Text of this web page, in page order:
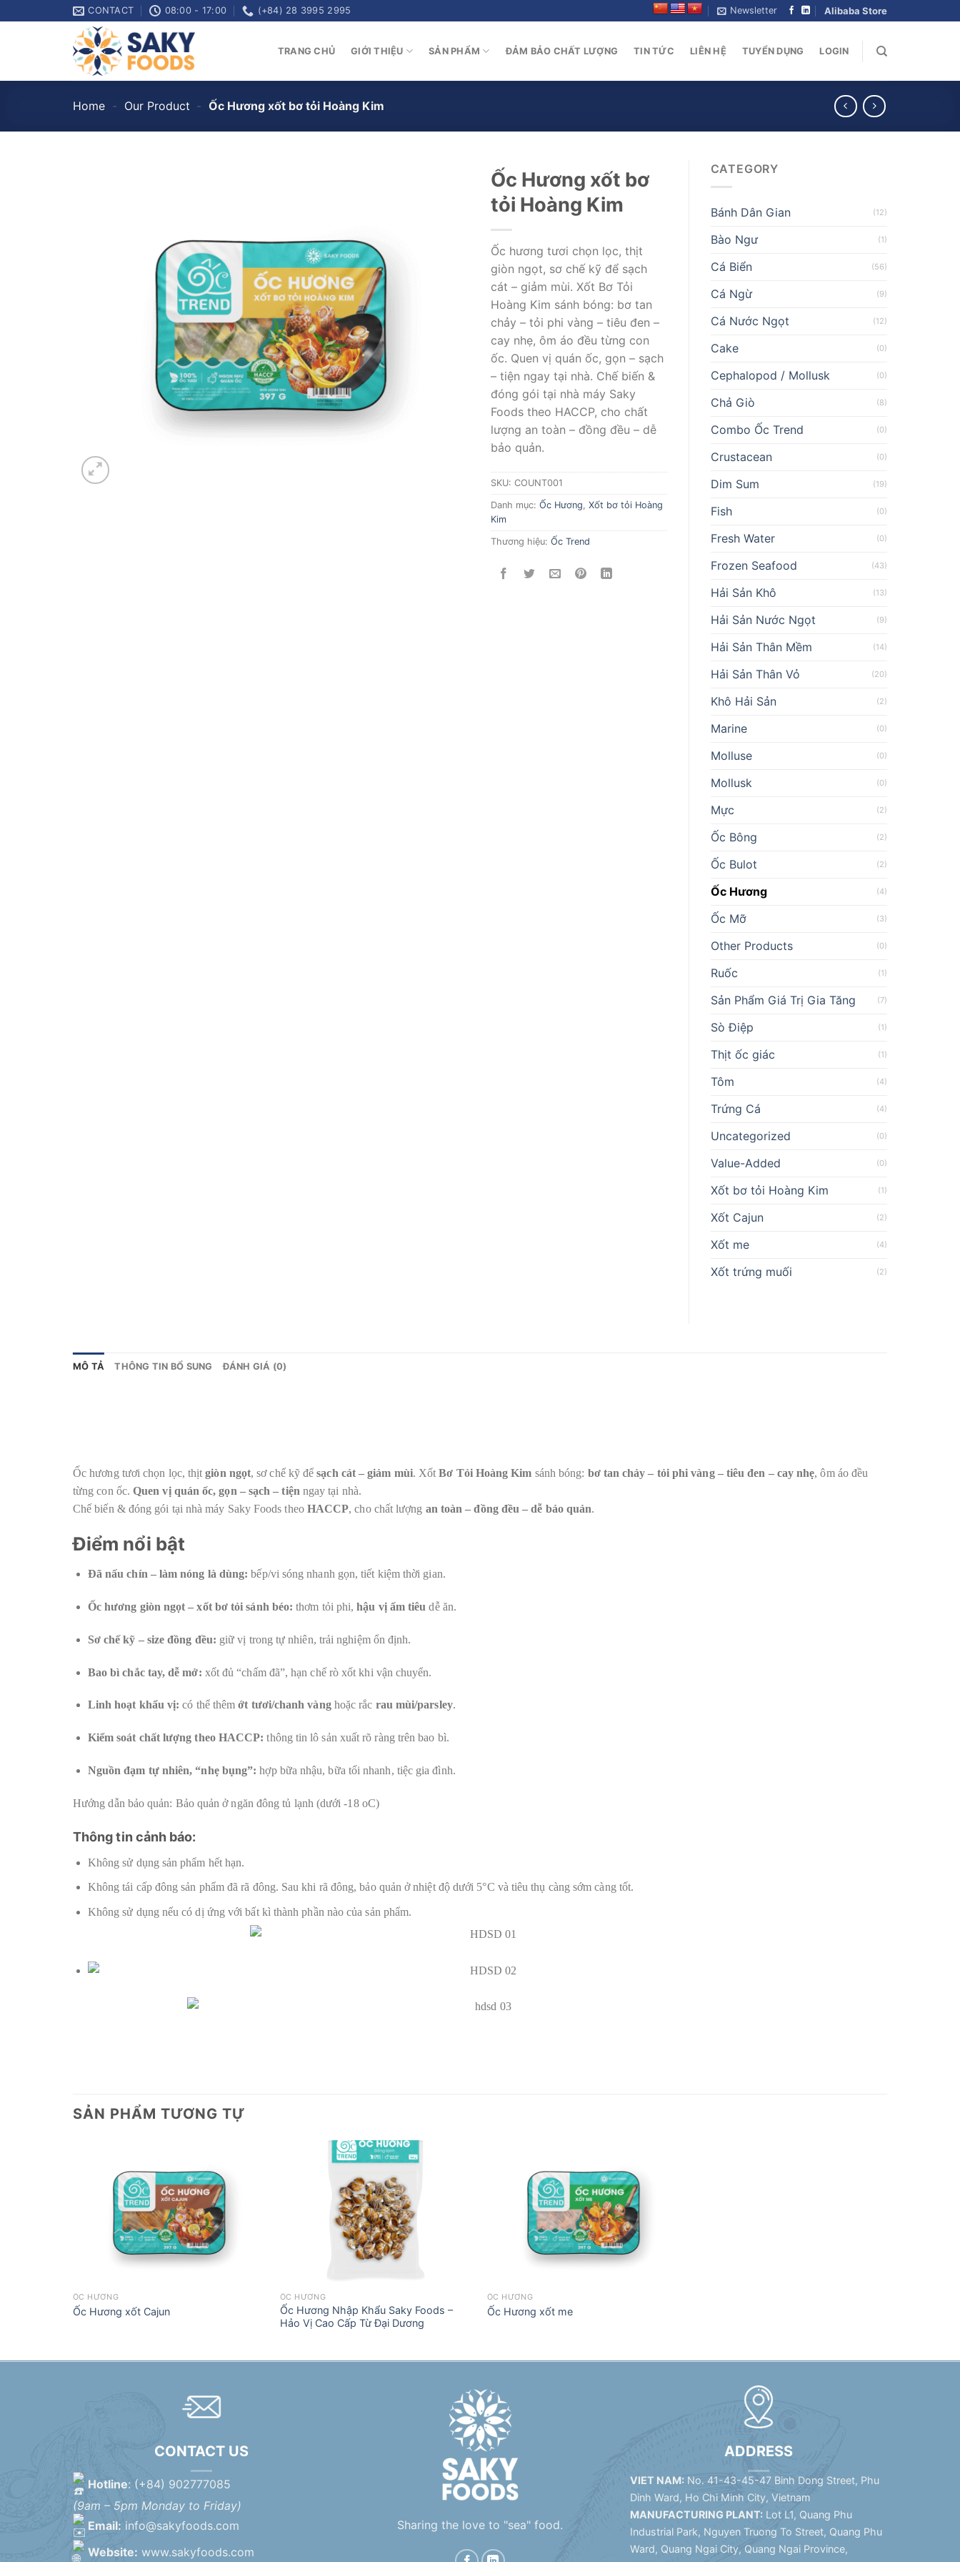
to
CONTACT 08:00 - 17:00 (+84) 28 3995 2995 Newsletter Alibaba Store
TRANG CHỦ GIỚI THIỆU SẢN PHẨM ĐẢM BẢO CHẤT LƯỢNG TIN TỨC LIÊN HỆ TUYỂN DỤNG LOGIN
Home - Our Product - Ốc Hương xốt bơ tỏi Hoàng Kim
Ốc Hương xốt bơ
tỏi Hoàng Kim
Ốc hương tươi chọn lọc, thịt
giòn ngọt, sơ chế kỹ để sạch
cát – giảm mùi. Xốt Bơ Tỏi
Hoàng Kim sánh bóng: bơ tan
chảy – tỏi phi vàng – tiêu đen –
cay nhẹ, ôm áo đều từng con
ốc. Quen vị quán ốc, gọn – sạch
– tiện ngay tại nhà. Chế biến &
đóng gói tại nhà máy Saky
Foods theo HACCP, cho chất
lượng an toàn – đồng đều – dễ
bảo quản.
SKU: COUNT001
Danh mục: Ốc Hương Xốt bơ tỏi Hoàng
Kim
Thương hiệu: Ốc Trend
CATEGORY
Bánh Dân Gian (12)
Bào Ngư (1)
Cá Biển (56)
Cá Ngừ (9)
Cá Nước Ngọt (12)
Cake (0)
Cephalopod / Mollusk (0)
Chả Giò (8)
Combo Ốc Trend (0)
Crustacean (0)
Dim Sum (19)
Fish (0)
Fresh Water (0)
Frozen Seafood (43)
Hải Sản Khô (13)
Hải Sản Nước Ngọt (9)
Hải Sản Thân Mềm (14)
Hải Sản Thân Vỏ (20)
Khô Hải Sản (2)
Marine (0)
Molluse (0)
Mollusk (0)
Mực (2)
Ốc Bông (2)
Ốc Bulot (2)
Ốc Hương (4)
Ốc Mỡ (3)
Other Products (0)
Ruốc (1)
Sản Phẩm Giá Trị Gia Tăng (7)
Sò Điệp (1)
Thịt ốc giác (1)
Tôm (4)
Trứng Cá (4)
Uncategorized (0)
Value-Added (0)
Xốt bơ tỏi Hoàng Kim (1)
Xốt Cajun (2)
Xốt me (4)
Xốt trứng muối (2)
MÔ TẢ THÔNG TIN BỔ SUNG ĐÁNH GIÁ (0)
Ốc hương tươi chọn lọc, thịtgiòn ngọt, sơ chế kỹ đểsạch cát – giảm mùi. XốtBơ Tỏi Hoàng Kim sánh bóng: bơ tan chảy – tỏi phi vàng – tiêu đen – cay nhẹ, ôm áo đều
từng con ốc.Quen vị quán ốc, gọn – sạch – tiện ngay tại nhà.
Chế biến & đóng gói tại nhà máy Saky Foods theo HACCP, cho chất lượng an toàn – đồng đều – dễ bảo quản.
Điểm nổi bật
Đã nấu chín – làm nóng là dùng: bếp/vi sóng nhanh gọn, tiết kiệm thời gian.
Ốc hương giòn ngọt – xốt bơ tỏi sánh béo: thơm tỏi phi,hậu vị ấm tiêu dễ ăn.
Sơ chế kỹ – size đồng đều: giữ vị trong tự nhiên, trải nghiệm ổn định.
Bao bì chắc tay, dễ mở: xốt đủ “chấm đã”, hạn chế rò xốt khi vận chuyển.
Linh hoạt khẩu vị: có thể thêmớt tươi/chanh vànghoặc rắc rau mùi/parsley.
Kiểm soát chất lượng theo HACCP: thông tin lô sản xuất rõ ràng trên bao bì.
Nguồn đạm tự nhiên, “nhẹ bụng”: hợp bữa nhậu, bữa tối nhanh, tiệc gia đình.
Hướng dẫn bảo quản: Bảo quản ở ngăn đông tủ lạnh (dưới -18 oC)
Thông tin cảnh báo:
Không sử dụng sản phẩm hết hạn.
Không tái cấp đông sản phẩm đã rã đông. Sau khi rã đông, bảo quản ở nhiệt độ dưới 5°C và tiêu thụ càng sớm càng tốt.
Không sử dụng nếu có dị ứng với bất kì thành phần nào của sản phẩm.
SẢN PHẨM TƯƠNG TỰ
ỐC HƯƠNG
Ốc Hương xốt Cajun
ỐC HƯƠNG
Ốc Hương Nhập Khẩu Saky Foods –
Hảo Vị Cao Cấp Từ Đại Dương
ỐC HƯƠNG
Ốc Hương xốt me
CONTACT US
Hotline: (+84) 902777085
(9am – 5pm Monday to Friday)
Email: info@sakyfoods.com
Website: www.sakyfoods.com
Sharing the love to "sea" food.
ADDRESS
VIET NAM: No. 41-43-45-47 Binh Dong Street, Phu
Dinh Ward, Ho Chi Minh City, Vietnam
MANUFACTURING PLANT: Lot L1, Quang Phu
Industrial Park, Nguyen Truong To Street, Quang Phu
Ward, Quang Ngai City, Quang Ngai Province,